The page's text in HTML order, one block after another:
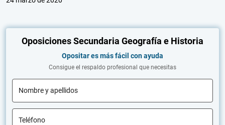
Oposiciones Secundaria Geografía e Historia
Opositar es más fácil con ayuda
Consigue el respaldo profesional que necesitas
Nombre y apellidos
Teléfono